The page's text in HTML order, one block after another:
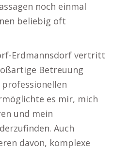
noch einmal
beliebig oft
Erdmannsdorf vertritt
Betreuung
es mir, mich
und mein
Auch
davon, komplexe